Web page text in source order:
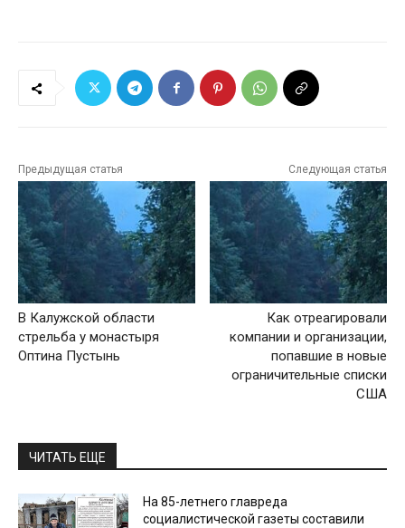
Предыдущая статья
В Калужской области
стрельба у монастыря
Оптина Пустынь
Следующая статья
Как отреагировали
компании и организации,
попавшие в новые
ограничительные списки
США
ЧИТАТЬ ЕЩЕ
На 85-летнего главреда
социалистической газеты составили